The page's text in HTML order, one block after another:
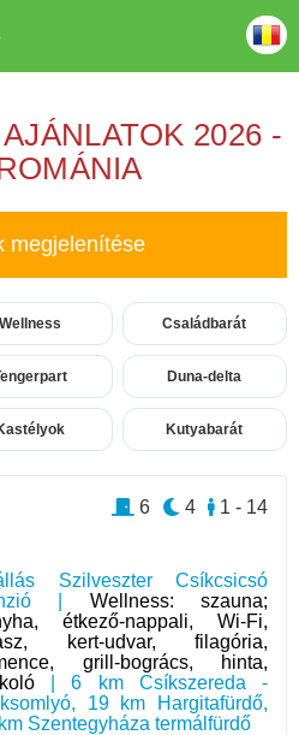
2026 -
megjelenítése
Wellness Családbarát
Duna-delta
Kutyabarát
Szilveszter Csíkcsicsó
| Wellness: szauna;
étkező-nappali, Wi-Fi,
kert-udvar, filagória,
grill-bogrács, hinta,
| 6 km Csíkszereda -
19 km Hargitafürdő,
Szentegyháza termálfürdő
1 - 14
4
6